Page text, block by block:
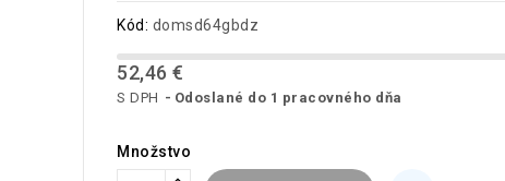
Kód: domsd64gbdz
52,46 €
S DPH Odoslané do 1 pracovného dňa
Množstvo